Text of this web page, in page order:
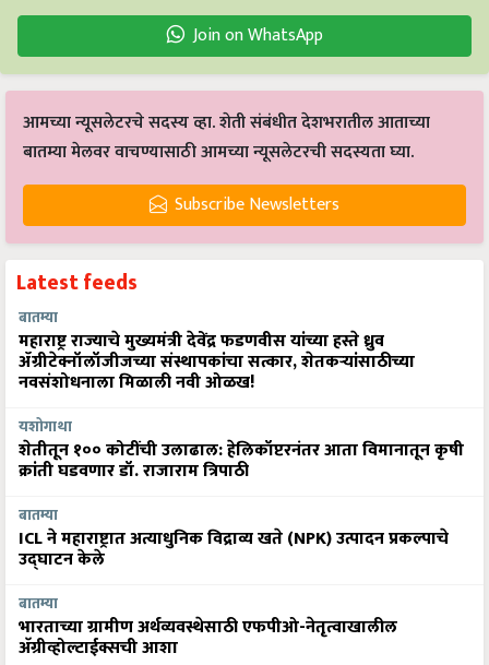
Join on WhatsApp
आमच्या न्यूसलेटरचे सदस्य व्हा. शेती संबंधीत देशभरातील आताच्या
बातम्या मेलवर वाचण्यासाठी आमच्या न्यूसलेटरची सदस्यता घ्या.
Subscribe Newsletters
Latest feeds
बातम्या
महाराष्ट्र राज्याचे मुख्यमंत्री देवेंद्र फडणवीस यांच्या हस्ते ध्रुव
ॲग्रीटेक्नॉलॉजीजच्या संस्थापकांचा सत्कार, शेतकऱ्यांसाठीच्या
नवसंशोधनाला मिळाली नवी ओळख!
यशोगाथा
शेतीतून १०० कोटींची उलाढाल: हेलिकॉप्टरनंतर आता विमानातून कृषी
क्रांती घडवणार डॉ. राजाराम त्रिपाठी
बातम्या
ICL ने महाराष्ट्रात अत्याधुनिक विद्राव्य खते (NPK) उत्पादन प्रकल्पाचे
उद्घाटन केले
बातम्या
भारताच्या ग्रामीण अर्थव्यवस्थेसाठी एफपीओ-नेतृत्वाखालील
अ‍ॅग्रीव्होल्टाईक्सची आशा